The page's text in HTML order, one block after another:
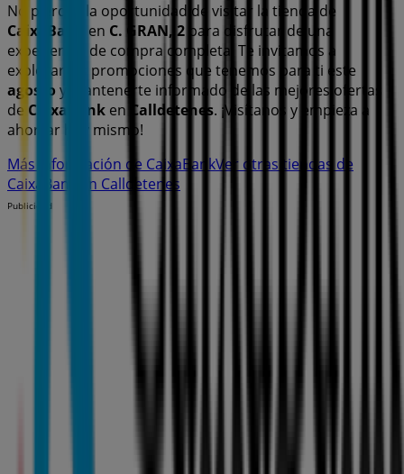
No pierdas la oportunidad de visitar la tienda de
CaixaBank
en C. GRAN, 2 para disfrutar de una
experiencia de compra completa. Te invitamos a
explorar las promociones que tenemos para ti este
agosto y mantenerte informado de las mejores ofertas
de CaixaBank en Calldetenes. ¡Visítanos y empieza a
ahorrar hoy mismo!
Más información de CaixaBankVer otras tiendas de
CaixaBank en Calldetenes
Publicidad